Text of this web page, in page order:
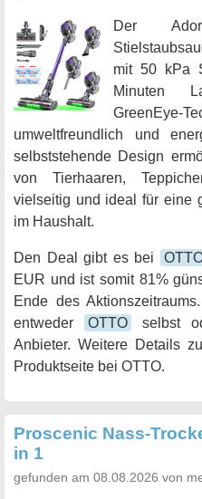
Der
mit 50 kPa
Minuten
umweltfreundlich und
selbststehende Design
von Tierhaaren,
vielseitig und ideal für eine
im Haushalt.
Den Deal gibt es bei
EUR und ist somit 81%
Ende des
entweder
OTTO
selbst
Anbieter. Weitere Details
Produktseite bei OTTO.
Proscenic Nass-
in 1
gefunden am 08.08.2026 von